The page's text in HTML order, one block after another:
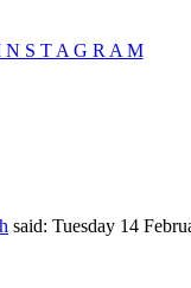
N S T A G R A M
said: Tuesday 14